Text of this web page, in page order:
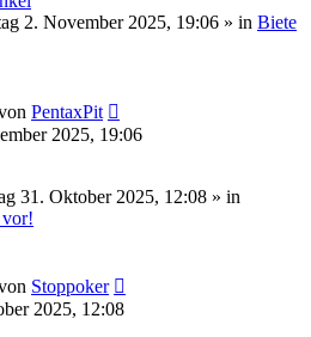
2. November 2025, 19:06 » in Biete
PentaxPit
2025, 19:06
31. Oktober 2025, 12:08 » in
Stoppoker
2025, 12:08